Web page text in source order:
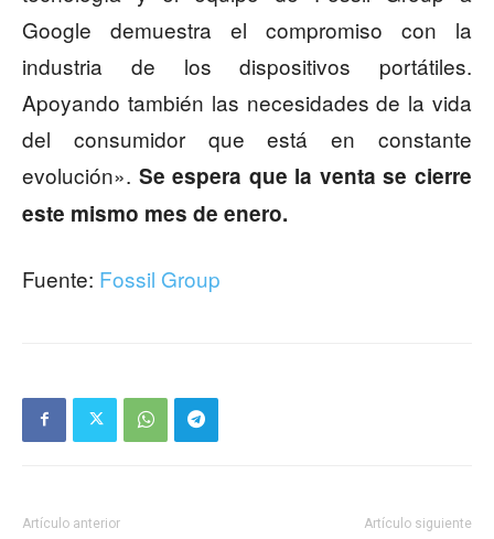
Google demuestra el compromiso con la
industria de los dispositivos portátiles.
Apoyando también las necesidades de la vida
del consumidor que está en constante
evolución». Se espera que la venta se cierre
este mismo mes de enero.
Fuente: Fossil Group
Artículo anterior Artículo siguiente